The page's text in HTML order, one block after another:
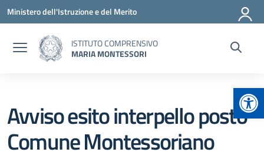
Vai ai contenuti
Vai al menu di navigazione
Vai al footer
Ministero dell'Istruzione e del Merito
ISTITUTO COMPRENSIVO
MARIA MONTESSORI
Avviso esito interpello posto
Comune Montessoriano